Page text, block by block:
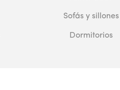
Sofás y sillones
Dormitorios